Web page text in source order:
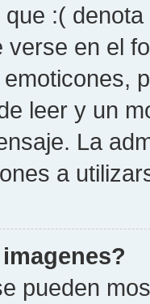
:(
verse en el
leer y un
La
a
pueden